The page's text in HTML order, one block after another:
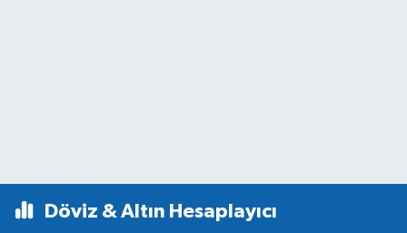
Döviz & Altın Hesaplayıcı